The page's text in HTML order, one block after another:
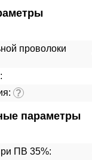
проволоки
?
параметры
ПВ 35%: